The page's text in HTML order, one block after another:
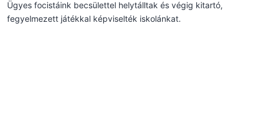
Ügyes focistáink becsülettel helytálltak és végig kitartó,
fegyelmezett játékkal képviselték iskolánkat.